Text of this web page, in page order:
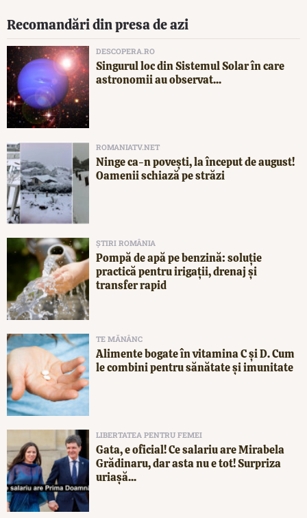
Recomandări din presa de azi
DESCOPERA.RO
Singurul loc din Sistemul Solar în care
astronomii au observat...
ROMANIATV.NET
Ninge ca-n povești, la început de august!
Oamenii schiază pe străzi
ȘTIRI ROMÂNIA
Pompă de apă pe benzină: soluție
practică pentru irigații, drenaj și
transfer rapid
TE MĂNÂNC
Alimente bogate în vitamina C și D. Cum
le combini pentru sănătate și imunitate
LIBERTATEA PENTRU FEMEI
Gata, e oficial! Ce salariu are Mirabela
Grădinaru, dar asta nu e tot! Surpriza
uriașă...